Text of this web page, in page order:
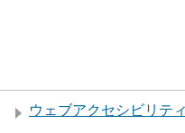
ウェブアクセシビリテ